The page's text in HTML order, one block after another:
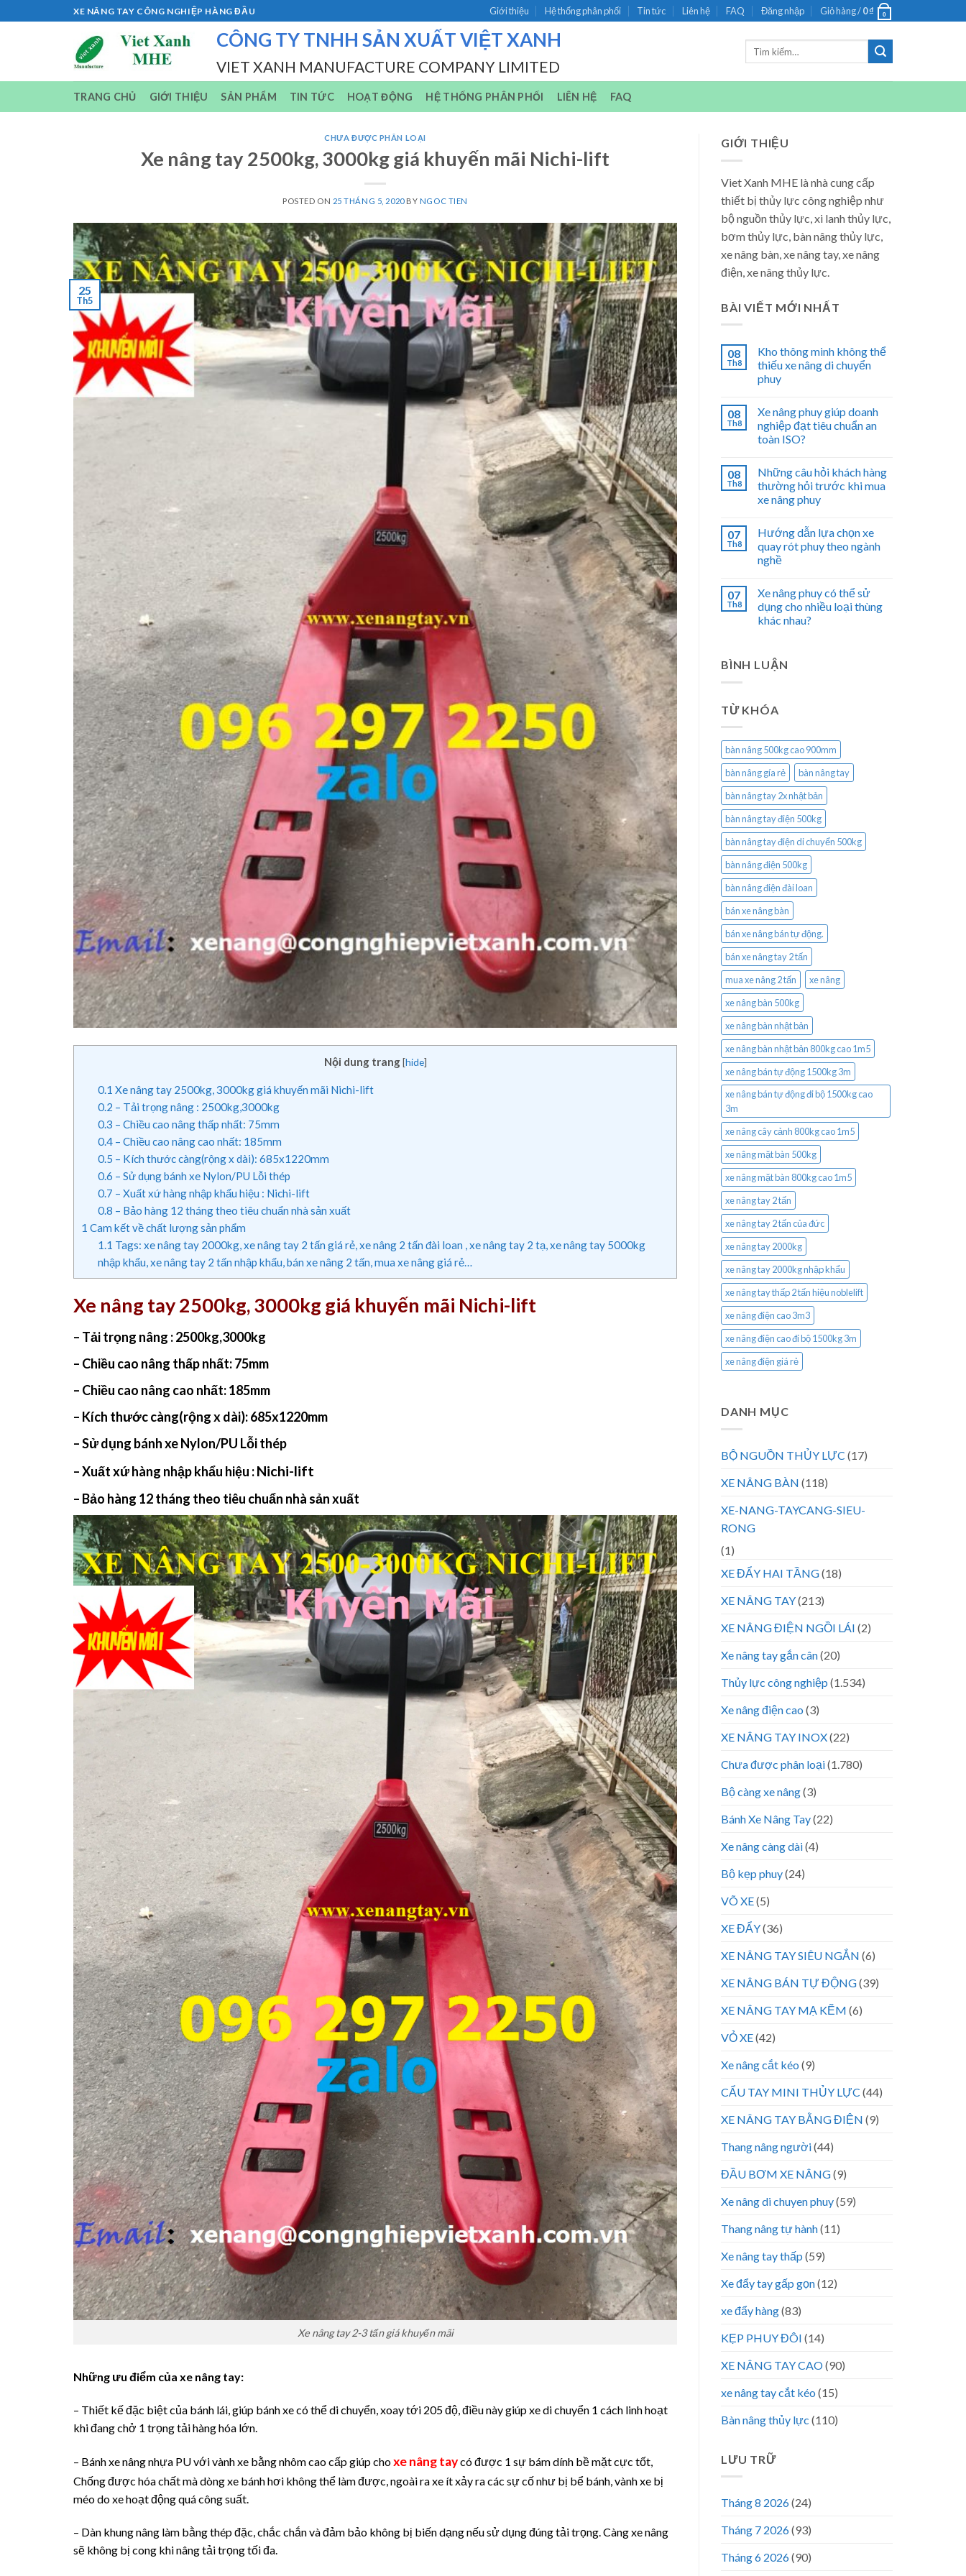
to
XE NÂNG TAY CÔNG NGHIỆP HÀNG ĐẦU Giới thiệu Hệ thống phân phối Tin tức Liên hệ FAQ Đăng nhập Giỏ hàng /0₫ 0
CÔNG TY TNHH SẢN XUẤT VIỆT XANH
VIET XANH MANUFACTURE COMPANY LIMITED
TRANG CHỦ GIỚI THIỆU SẢN PHẨM TIN TỨC HOẠT ĐỘNG HỆ THỐNG PHÂN PHỐI LIÊN HỆ FAQ
CHƯA ĐƯỢC PHÂN LOẠI
Xe nâng tay 2500kg, 3000kg giá khuyến mãi Nichi-lift
POSTED ON 25 THÁNG 5, 2020BY NGOC TIEN
25
Th5
Nội dung trang [hide]
0.1 Xe nâng tay 2500kg, 3000kg giá khuyến mãi Nichi-lift
0.2 – Tải trọng nâng : 2500kg,3000kg
0.3 – Chiều cao nâng thấp nhất: 75mm
0.4– Chiều cao nâng cao nhất: 185mm
0.5 – Kích thước càng(rộng x dài): 685x1220mm
0.6 – Sử dụng bánh xe Nylon/PU Lỗi thép
0.7 – Xuất xứ hàng nhập khẩu hiệu : Nichi-lift
0.8 – Bảo hàng 12 tháng theo tiêu chuẩn nhà sản xuất
1 Cam kết về chất lượng sản phẩm
1.1 Tags: xe nâng tay 2000kg, xe nâng tay 2 tấn giá rẻ, xe nâng 2 tấn đài loan , xe nâng tay 2 tạ, xe nâng tay 5000kg
nhập khẩu, xe nâng tay 2 tấn nhập khẩu, bán xe nâng 2 tấn, mua xe nâng giá rẻ…
Xe nâng tay 2500kg, 3000kg giá khuyến mãi Nichi-lift
– Tải trọng nâng : 2500kg,3000kg
– Chiều cao nâng thấp nhất: 75mm
– Chiều cao nâng cao nhất: 185mm
– Kích thước càng(rộng x dài):685x1220mm
– Sử dụng bánh xe Nylon/PU Lỗi thép
– Xuất xứ hàng nhập khẩu hiệu :Nichi-lift
– Bảo hàng 12 tháng theo tiêu chuẩn nhà sản xuất
Xe nâng tay 2-3 tấn giá khuyến mãi
Những ưu điểm của xe nâng tay:
– Thiết kế đặc biệt của bánh lái, giúp bánh xe có thể di chuyển, xoay tới 205 độ, điều này giúp xe di chuyển 1 cách linh hoạt
khi đang chở 1 trọng tải hàng hóa lớn.
– Bánh xe nâng nhựa PU với vành xe bằng nhôm cao cấp giúp choxe nâng taycó được 1 sự bám dính bề mặt cực tốt,
Chống được hóa chất mà dòng xe bánh hơi không thể làm được, ngoài ra xe ít xảy ra các sự cố như bị bể bánh, vành xe bị
méo do xe hoạt động quá công suất.
– Dàn khung nâng làm bằng thép đặc, chắc chắn và đảm bảo không bị biến dạng nếu sử dụng đúng tải trọng. Càng xe nâng
sẽ không bị cong khi nâng tải trọng tối đa.
GIỚI THIỆU
Viet Xanh MHE là nhà cung cấp
thiết bị thủy lực công nghiệp như
bộ nguồn thủy lực, xi lanh thủy lực,
bơm thủy lực, bàn nâng thủy lực,
xe nâng bàn, xe nâng tay, xe nâng
điện, xe nâng thủy lực.
BÀI VIẾT MỚI NHẤT
08
Th8
Kho thông minh không thể
thiếu xe nâng di chuyển
phuy
08
Th8
Xe nâng phuy giúp doanh
nghiệp đạt tiêu chuẩn an
toàn ISO?
08
Th8
Những câu hỏi khách hàng
thường hỏi trước khi mua
xe nâng phuy
07
Th8
Hướng dẫn lựa chọn xe
quay rót phuy theo ngành
nghề
07
Th8
Xe nâng phuy có thể sử
dụng cho nhiều loại thùng
khác nhau?
BÌNH LUẬN
TỪ KHÓA
bàn nâng 500kg cao 900mm
bàn nâng gía rẻ
bàn nâng tay
bàn nâng tay 2x nhật bản
bàn nâng tay điện 500kg
bàn nâng tay điện di chuyển 500kg
bàn nâng điện 500kg
bàn nâng điện đài loan
bán xe nâng bàn
bán xe nâng bán tự động.
bán xe nâng tay 2 tấn
mua xe nâng 2 tấn
xe nâng
xe nâng bàn 500kg
xe nâng bàn nhật bản
xe nâng bàn nhật bản 800kg cao 1m5
xe nâng bán tự động 1500kg 3m
xe nâng bán tự động đi bộ 1500kg cao
3m
xe nâng cây cảnh 800kg cao 1m5
xe nâng mặt bàn 500kg
xe nâng mặt bàn 800kg cao 1m5
xe nâng tay 2 tấn
xe nâng tay 2 tấn của đức
xe nâng tay 2000kg
xe nâng tay 2000kg nhập khẩu
xe nâng tay thấp 2 tấn hiệu noblelift
xe nâng điện cao 3m3
xe nâng điện cao đi bộ 1500kg 3m
xe nâng điện giá rẻ
DANH MỤC
BỘ NGUỒN THỦY LỰC (17)
XE NÂNG BÀN (118)
XE-NANG-TAYCANG-SIEU-
RONG
(1)
XE ĐẨY HAI TẦNG(18)
XE NÂNG TAY(213)
XE NÂNG ĐIỆN NGỒI LÁI (2)
Xe nâng tay gắn cân(20)
Thủy lực công nghiệp (1.534)
Xe nâng điện cao (3)
XE NÂNG TAY INOX(22)
Chưa được phân loại(1.780)
Bộ càng xe nâng(3)
Bánh Xe Nâng Tay(22)
Xe nâng càng dài(4)
Bộ kẹp phuy(24)
VÕ XE(5)
XE ĐẨY(36)
XE NÂNG TAY SIÊU NGẮN (6)
XE NÂNG BÁN TỰ ĐỘNG(39)
XE NÂNG TAY MẠ KẼM (6)
VỎ XE(42)
Xe nâng cắt kéo (9)
CẨU TAY MINI THỦY LỰC (44)
XE NÂNG TAY BẰNG ĐIỆN (9)
Thang nâng người(44)
ĐẦU BƠM XE NÂNG(9)
Xe nâng di chuyen phuy(59)
Thang nâng tự hành(11)
Xe nâng tay thấp (59)
Xe đẩy tay gấp gọn(12)
xe đẩy hàng(83)
KẸP PHUY ĐÔI (14)
XE NÂNG TAY CAO(90)
xe nâng tay cắt kéo (15)
Bàn nâng thủy lực (110)
LƯU TRỮ
Tháng 8 2026(24)
Tháng 7 2026(93)
Tháng 6 2026(90)